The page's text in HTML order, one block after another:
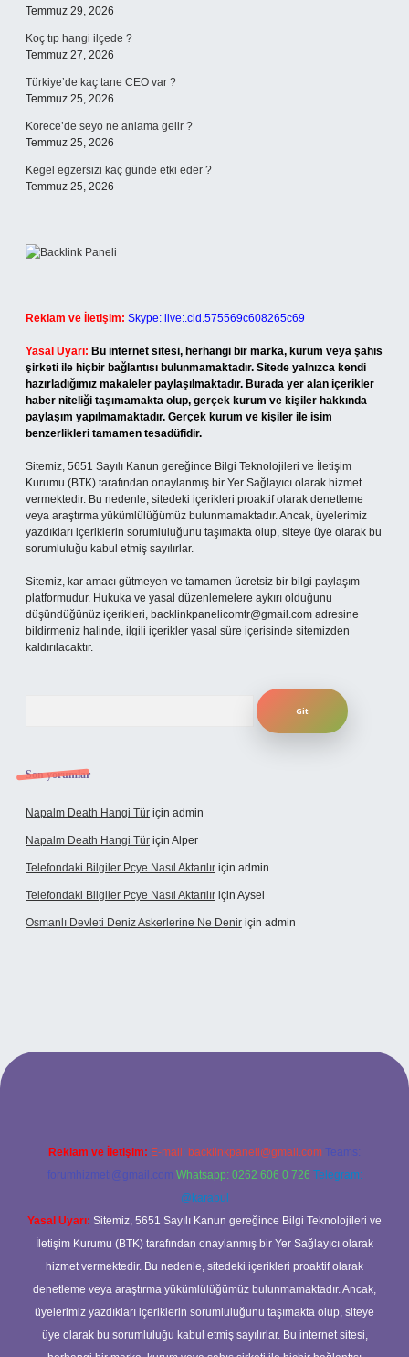
Temmuz 29, 2026
Koç tıp hangi ilçede ?
Temmuz 27, 2026
Türkiye’de kaç tane CEO var ?
Temmuz 25, 2026
Korece’de seyo ne anlama gelir ?
Temmuz 25, 2026
Kegel egzersizi kaç günde etki eder ?
Temmuz 25, 2026
Reklam ve İletişim: Skype: live:.cid.575569c608265c69
Yasal Uyarı: Bu internet sitesi, herhangi bir marka, kurum veya şahıs
şirketi ile hiçbir bağlantısı bulunmamaktadır. Sitede yalnızca kendi
hazırladığımız makaleler paylaşılmaktadır. Burada yer alan içerikler
haber niteliği taşımamakta olup, gerçek kurum ve kişiler hakkında
paylaşım yapılmamaktadır. Gerçek kurum ve kişiler ile isim
benzerlikleri tamamen tesadüfidir.
Sitemiz, 5651 Sayılı Kanun gereğince Bilgi Teknolojileri ve İletişim
Kurumu (BTK) tarafından onaylanmış bir Yer Sağlayıcı olarak hizmet
vermektedir. Bu nedenle, sitedeki içerikleri proaktif olarak denetleme
veya araştırma yükümlülüğümüz bulunmamaktadır. Ancak, üyelerimiz
yazdıkları içeriklerin sorumluluğunu taşımakta olup, siteye üye olarak bu
sorumluluğu kabul etmiş sayılırlar.
Sitemiz, kar amacı gütmeyen ve tamamen ücretsiz bir bilgi paylaşım
platformudur. Hukuka ve yasal düzenlemelere aykırı olduğunu
düşündüğünüz içerikleri, backlinkpanelicomtr@gmail.com adresine
bildirmeniz halinde, ilgili içerikler yasal süre içerisinde sitemizden
kaldırılacaktır.
Son yorumlar
Napalm Death Hangi Tür için admin
Napalm Death Hangi Tür için Alper
Telefondaki Bilgiler Pcye Nasıl Aktarılır için admin
Telefondaki Bilgiler Pcye Nasıl Aktarılır için Aysel
Osmanlı Devleti Deniz Askerlerine Ne Denir için admin
giriş
Reklam ve İletişim: E-mail: backlinkpaneli@gmail.com Teams:
forumhizmeti@gmail.com Whatsapp: 0262 606 0 726 Telegram:
@karabul
Yasal Uyarı: Sitemiz, 5651 Sayılı Kanun gereğince Bilgi Teknolojileri ve
İletişim Kurumu (BTK) tarafından onaylanmış bir Yer Sağlayıcı olarak
hizmet vermektedir. Bu nedenle, sitedeki içerikleri proaktif olarak
denetleme veya araştırma yükümlülüğümüz bulunmamaktadır. Ancak,
üyelerimiz yazdıkları içeriklerin sorumluluğunu taşımakta olup, siteye
üye olarak bu sorumluluğu kabul etmiş sayılırlar. Bu internet sitesi,